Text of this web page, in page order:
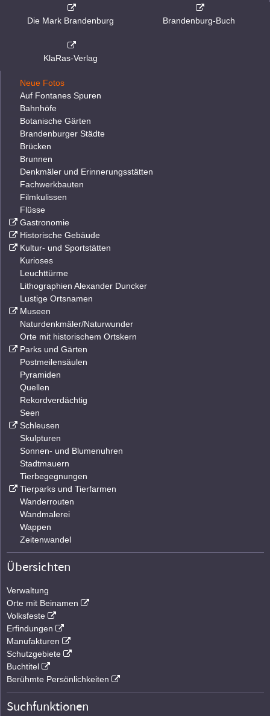
Die Mark Brandenburg Brandenburg-Buch
KlaRas-Verlag
Neue Fotos
Auf Fontanes Spuren
Bahnhöfe
Botanische Gärten
Brandenburger Städte
Brücken
Brunnen
Denkmäler und Erinnerungsstätten
Fachwerkbauten
Filmkulissen
Flüsse
Gastronomie
Historische Gebäude
Kultur- und Sportstätten
Kurioses
Leuchttürme
Lithographien Alexander Duncker
Lustige Ortsnamen
Museen
Naturdenkmäler/Naturwunder
Orte mit historischem Ortskern
Parks und Gärten
Postmeilensäulen
Pyramiden
Quellen
Rekordverdächtig
Seen
Schleusen
Skulpturen
Sonnen- und Blumenuhren
Stadtmauern
Tierbegegnungen
Tierparks und Tierfarmen
Wanderrouten
Wandmalerei
Wappen
Zeitenwandel
Übersichten
Verwaltung
Orte mit Beinamen
Volksfeste
Erfindungen
Manufakturen
Schutzgebiete
Buchtitel
Berühmte Persönlichkeiten
Suchfunktionen